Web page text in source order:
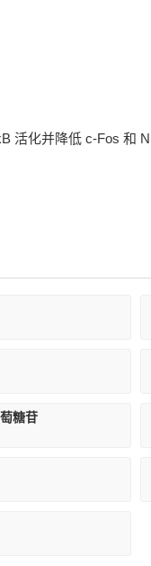
活化并降低 c-Fos 和
糖苷